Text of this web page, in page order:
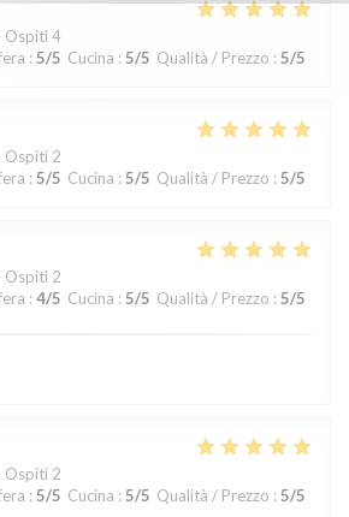
Ospiti 4
: 5/5 Cucina : 5/5 Qualità / Prezzo : 5/5
Ospiti 2
: 5/5 Cucina : 5/5 Qualità / Prezzo : 5/5
Ospiti 2
: 4/5 Cucina : 5/5 Qualità / Prezzo : 5/5
Ospiti 2
: 5/5 Cucina : 5/5 Qualità / Prezzo : 5/5